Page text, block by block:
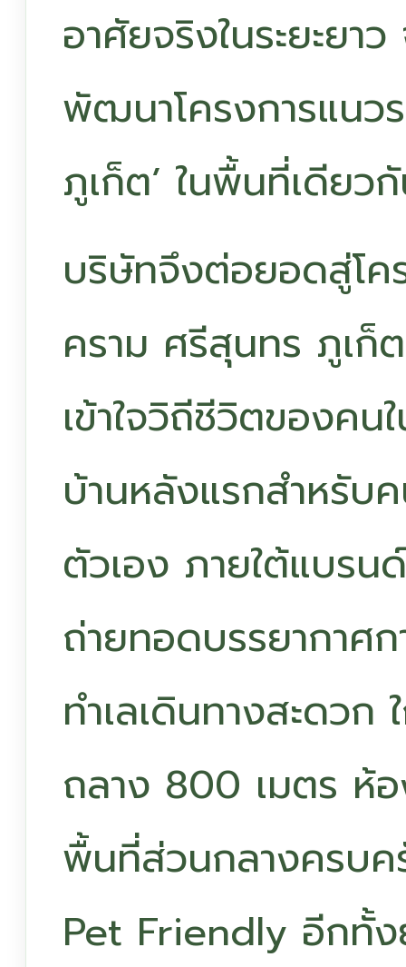
อาศัยจริงในระยะยา
พัฒนาโครงการแนว
ภูเก็ต’ ในพื้นที่เดียว
บริษัทจึงต่อยอดสู่โค
คราม ศรีสุนทร ภูเ
เข้าใจวิถีชีวิตของค
บ้านหลังแรกสำหรับ
ตัวเอง ภายใต้แบรน
ถ่ายทอดบรรยากาศ
ทำเลเดินทางสะดวก
ถลาง 800 เมตร ห้
พื้นที่ส่วนกลางครบค
Pet Friendly อีกทั้ง